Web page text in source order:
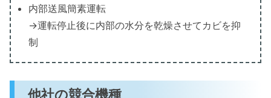
内部送風簡素運転
→運転停止後に内部の水分を乾燥させてカビを抑
制
他社の競合機種